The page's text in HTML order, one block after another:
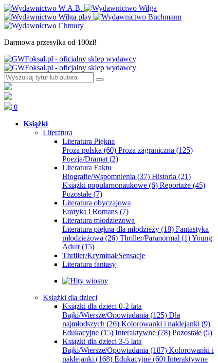
Darmowa przesyłka od 100zł!
0
Książki
Literatura
Literatura Piękna
Proza polska (60) Proza zagraniczna (125)
Poezja/Dramat (2)
Literatura Faktu
Biografie/Wspomnienia (37) Historia (21)
Książki popularnonaukowe (6) Reportaże (45)
Pozostałe (7)
Literatura obyczajowa
Erotyka i Romans (7)
Literatura młodzieżowa
Literatura piękna dla młodzieży (18) Fantastyka
młodzieżowa (26) Thriller/Paranormal (1)Young
Adult (15)
Thriller/Kryminał/Sensacje
Literatura fantasy
Książki dla dzieci
Książki dla dzieci 0-2 lata
Bajki/Wiersze/Opowiadania (125) Dla
najmłodszych (26) Kolorowanki i naklejanki (9)
Edukacyjne (15) Interaktywne (78) Pozostałe (5)
Książki dla dzieci 3-5 lata
Bajki/Wiersze/Opowiadania (187) Kolorowanki i
naklejanki (168) Edukacyjne (60) Interaktywne